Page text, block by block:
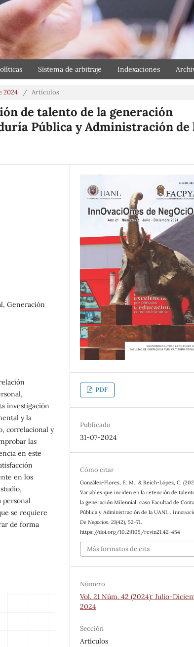
Sistema de arbitraje Indexaciones
2024 / Artículos
de talento de la generación
Pública y Administración de
Generación
investigación
y la
correlacional y
las
en este
en los
personal
se requiere
de forma
PDF
Publicado
31-07-2024
Cómo citar
González-Flores, E. M., & Reich-López, C.
Variables que inciden en la retención de
la generación Milennial, caso Facultad de
Pública y Administración de la UANL .
De Negocios ,21(42), 52–71.
https://doi.org/10.29105/revin21.42-454
Más formatos de cita
Número
Vol. 21 Núm. 42 (2024): Julio-
2024
Sección
Artículos